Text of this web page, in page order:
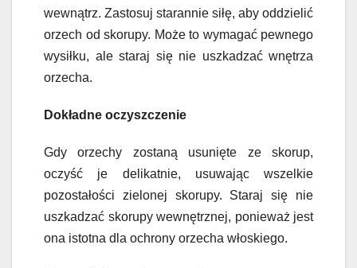
wewnątrz. Zastosuj starannie siłę, aby oddzielić
orzech od skorupy. Może to wymagać pewnego
wysiłku, ale staraj się nie uszkadzać wnętrza
orzecha.
Dokładne oczyszczenie
Gdy orzechy zostaną usunięte ze skorup,
oczyść je delikatnie, usuwając wszelkie
pozostałości zielonej skorupy. Staraj się nie
uszkadzać skorupy wewnętrznej, ponieważ jest
ona istotna dla ochrony orzecha włoskiego.